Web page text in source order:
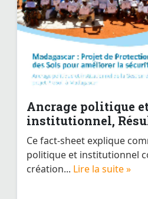
Ancrage politique et
institutionnel,
Ce fact-sheet explique
politique et institutionnel
création... Lire la suite »